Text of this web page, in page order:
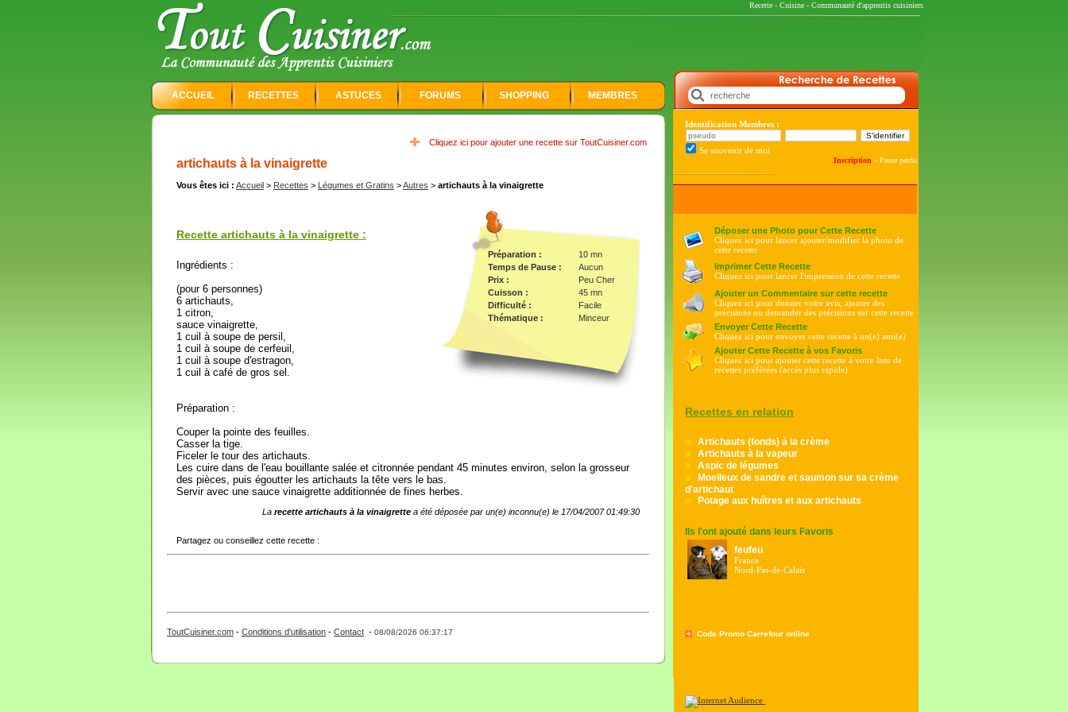
Recette - Cuisine - Communauté d'apprentis cuisiniers
ACCUEIL RECETTES ASTUCES FORUMS SHOPPING MEMBRES
Identification Membres :
Se souvenir de moi
Inscription - Passe perdu
Déposer une Photo pour Cette Recette
Cliquez ici pour lancer ajouter/modifier la photo de
cette recette
Imprimer Cette Recette
Cliquez ici pour lancer l'impression de cette recette
Ajouter un Commentaire sur cette recette
Cliquez ici pour donner votre avis, ajouter des
précisions ou demander des précisions sur cette recette
Envoyer Cette Recette
Cliquez ici pour envoyer cette recette à un(e) ami(e)
Ajouter Cette Recette à vos Favoris
Cliquez ici pour ajouter cette recette à votre liste de
recettes préférées (accès plus rapide)
Recettes en relation
Artichauts (fonds) à la crème
Artichauts à la vapeur
Aspic de légumes
Moelleux de sandre et saumon sur sa crème
d'artichaut
Potage aux huîtres et aux artichauts
Ils l'ont ajouté dans leurs Favoris
feufeu
France
Nord-Pas-de-Calais
Cliquez ici pour ajouter une recette sur ToutCuisiner.com
artichauts à la vinaigrette
Vous êtes ici : Accueil > Recettes > Légumes et Gratins >Autres > artichauts à la vinaigrette
Préparation :
10 mn
Temps de Pause :
Aucun
Prix :
Peu Cher
Cuisson :
45 mn
Difficulté :
Facile
Thématique :
Minceur
Recette artichauts à la vinaigrette :
Ingrédients :
(pour 6 personnes)
6 artichauts,
1 citron,
sauce vinaigrette,
1 cuil à soupe de persil,
1 cuil à soupe de cerfeuil,
1 cuil à soupe d'estragon,
1 cuil à café de gros sel.
Préparation :
Couper la pointe des feuilles.
Casser la tige.
Ficeler le tour des artichauts.
Les cuire dans de l'eau bouillante salée et citronnée pendant 45 minutes environ, selon la grosseur
des pièces, puis égoutter les artichauts la tête vers le bas.
Servir avec une sauce vinaigrette additionnée de fines herbes.
La recette artichauts à la vinaigrette a été déposée par un(e) inconnu(e) le 17/04/2007 01:49:30
Partagez ou conseillez cette recette :
ToutCuisiner.com - Conditions d'utilisation - Contact - 08/08/2026 06:37:17 Code Promo Carrefour online